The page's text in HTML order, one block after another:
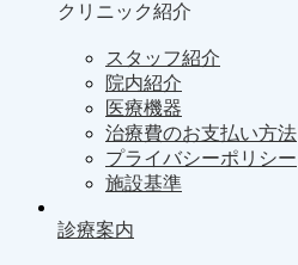
クリニック紹介
スタッフ紹介
院内紹介
医療機器
治療費のお支払い方法
プライバシーポリシー
施設基準
診療案内